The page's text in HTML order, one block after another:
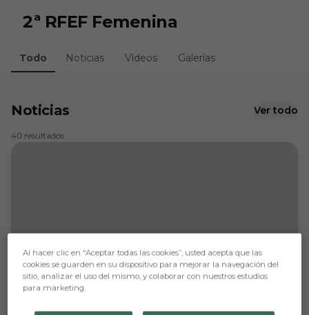
2ª RFEF Femenina
Todo Noticias Vídeos Galerías
Noticias Ver todo
40 resultados
Al hacer clic en “Aceptar todas las cookies”, usted acepta que las
cookies se guarden en su dispositivo para mejorar la navegación del
sitio, analizar el uso del mismo, y colaborar con nuestros estudios
para marketing.